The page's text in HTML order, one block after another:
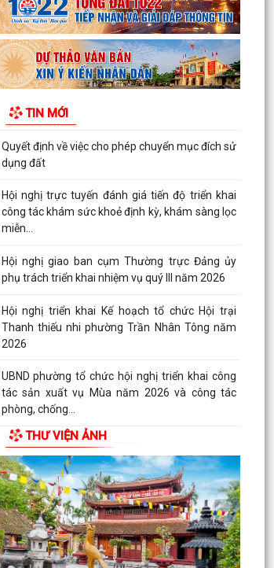
TIN MỚI
Đồng chí Nguyễn Hồng Sáng- Bí thư Đảng ủy,
Chủ tịch HĐND phường đã đến thăm, tặng quà
một số gia...
Kế hoạch thực hiện tiết kiệm điện và phát triển
Nhân...
Quyết định về việc cho phép chuyển mục đích sử
dụng đất
Hội nghị trực tuyến đánh giá tiến độ triển khai
công tác khám sức khoẻ định kỳ, khám sàng lọc
miễn...
Hội nghị giao ban cụm Thường trực Đảng ủy
phụ trách triển khai nhiệm vụ quý III năm 2026
Hội nghị triển khai Kế hoạch tổ chức Hội trại
Thanh thiếu nhi phường Trần Nhân Tông năm
2026
UBND phường tổ chức hội nghị triển khai công
tác sản xuất vụ Mùa năm 2026 và công tác
phòng, chống...
Hoàng Gián long trọng tổ chức Lễ công bố Nghị
quyết thành lập Tổ dân phố
Công khai các Quyết định của Ủy ban nhân dân
thành phố về thủ tục hành chính thuộc phạmvi
quản lý...
Đội tuyển U13 Văn Đức đoạt Cúp vô địch giải
THƯ VIỆN ẢNH